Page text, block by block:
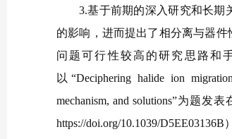
3.基于前期的深入研究和长期
的影响，进而提出了相分离与器
问题可行性较高的研究思路和
以“Deciphering halide ion
mechanism, and solutions”为题发
https://doi.org/10.1039/